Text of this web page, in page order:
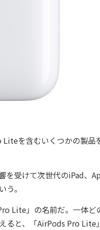
を含むいくつかの製品
を受けて次世代のiPad、
。
Lite」の名前だ。一体ど
と、「AirPods Pro Lite